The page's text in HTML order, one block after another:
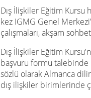
Dış İlişkiler Eğitim
kez IGMG Genel
çalışmaları, akşam
Dış İlişkiler Eğitim
başvuru formu talebinde
sözlü olarak Almanca
dış ilişkiler birimlerinde